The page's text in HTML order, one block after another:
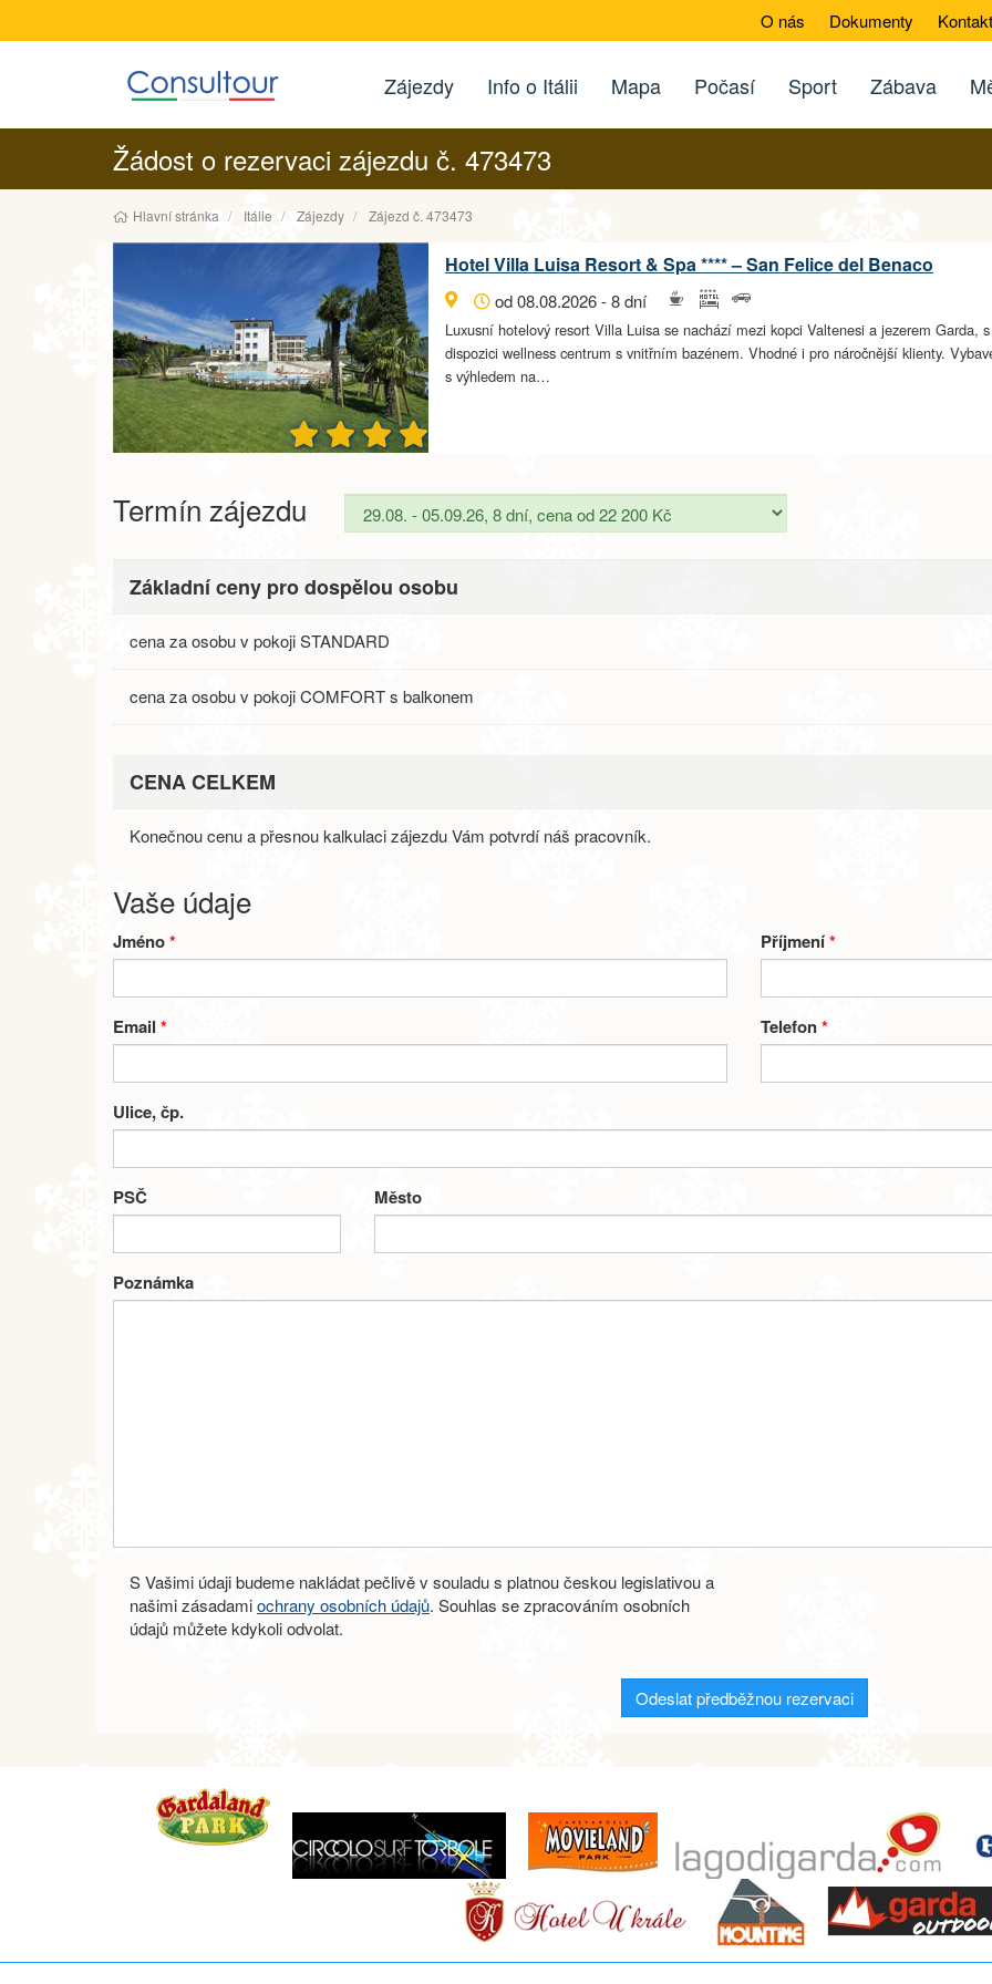
O nás Dokumenty
Zájezdy Info o Itálii Mapa Počasí Sport Zábava
Žádost o rezervaci zájezdu č. 473473
Hlavní stránka Itálie Zájezdy Zájezd č. 473473
Hotel Villa Luisa Resort & Spa **** – San Felice del Benaco
od 08.08.2026 - 8 dní
Luxusní hotelový resort Villa Luisa se nachází mezi kopci Valtenesi a jezerem Garda,
dispozici wellness centrum s vnitřním bazénem. Vhodné i pro náročnější klienty.
s výhledem na…
Termín zájezdu
Základní ceny pro dospělou osobu
cena za osobu v pokoji STANDARD
cena za osobu v pokoji COMFORT s balkonem
CENA CELKEM
Konečnou cenu a přesnou kalkulaci zájezdu Vám potvrdí náš pracovník.
Vaše údaje
Jméno* Příjmení*
Email * Telefon*
Ulice, čp.
PSČ Město
Poznámka
S Vašimi údaji budeme nakládat pečlivě v souladu s platnou českou legislativou a
našimi zásadamiochrany osobních údajů. Souhlas se zpracováním osobních
údajů můžete kdykoli odvolat.
Odeslat předběžnou rezervaci